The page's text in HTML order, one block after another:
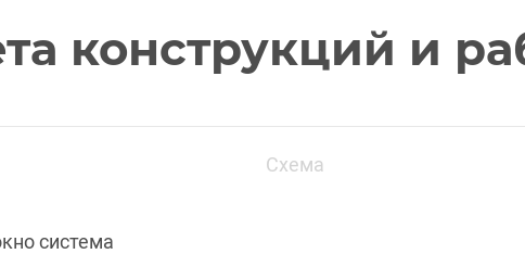
конструкций и
Схема
система